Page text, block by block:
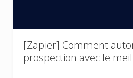
[Zapier] Comment
prospection avec le